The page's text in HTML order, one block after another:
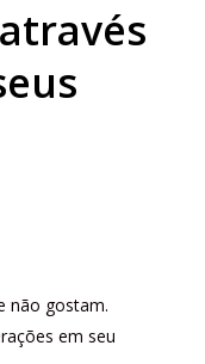
não gostam.
em seu